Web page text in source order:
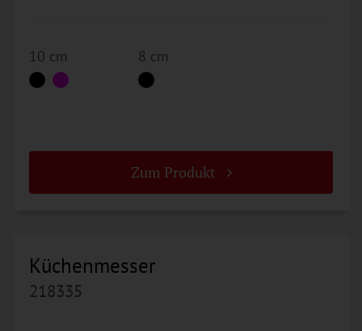
10 cm 8 cm
Zum Produkt
Küchenmesser
218335